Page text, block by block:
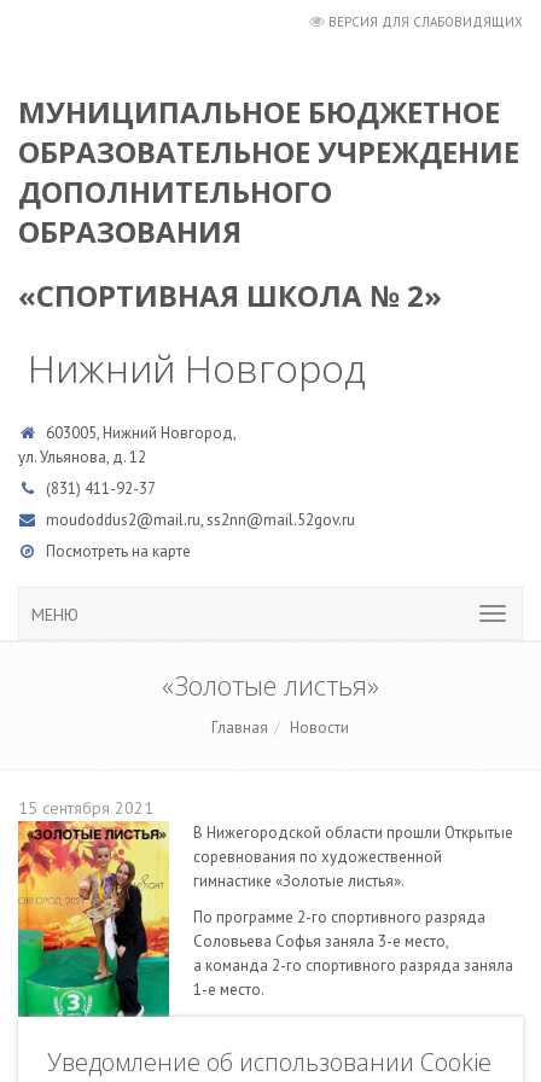
Уведомление об использовании Cookie
ВЕРСИЯ ДЛЯ СЛАБОВИДЯЩИХ
МУНИЦИПАЛЬНОЕ БЮДЖЕТНОЕ
ОБРАЗОВАТЕЛЬНОЕ УЧРЕЖДЕНИЕ
ДОПОЛНИТЕЛЬНОГО
ОБРАЗОВАНИЯ
«СПОРТИВНАЯ ШКОЛА № 2»
Нижний Новгород
603005, Нижний Новгород,
ул. Ульянова, д. 12
(831) 411-92-37
moudoddus2@mail.ru, ss2nn@mail.52gov.ru
Посмотреть на карте
МЕНЮ
«Золотые листья»
Главная Новости
15 сентября 2021
В Нижегородской области прошли Открытые
соревнования по художественной
гимнастике «Золотые листья».
По программе 2-го спортивного разряда
Соловьева Софья заняла 3-е место,
а команда 2-го спортивного разряда заняла
1-е место.
Евгеньевна.
Гордимся достижениями спортсменов и тренера!